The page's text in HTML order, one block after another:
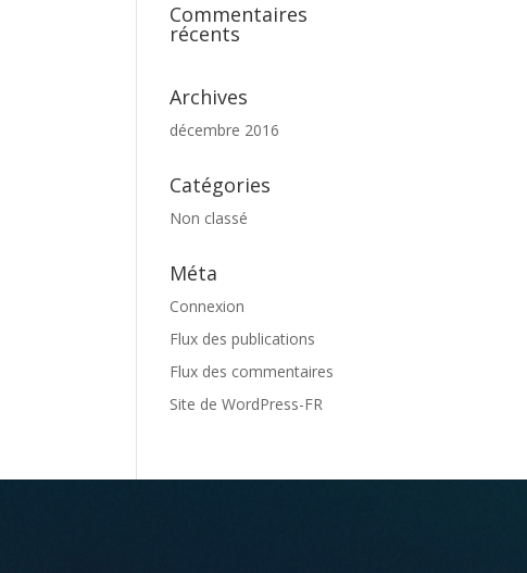
Commentaires
récents
Archives
décembre 2016
Catégories
Non classé
Méta
Connexion
Flux des publications
Flux des commentaires
Site de WordPress-FR